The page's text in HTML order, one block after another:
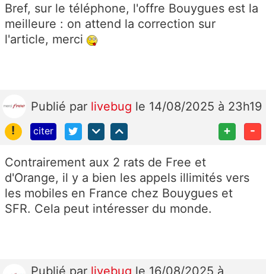
Bref, sur le téléphone, l'offre Bouygues est la
meilleure : on attend la correction sur
l'article, merci
Publié par livebug le 14/08/2025 à 23h19
!
citer + -
Contrairement aux 2 rats de Free et
d'Orange, il y a bien les appels illimités vers
les mobiles en France chez Bouygues et
SFR. Cela peut intéresser du monde.
Publié par livebug le 16/08/2025 à